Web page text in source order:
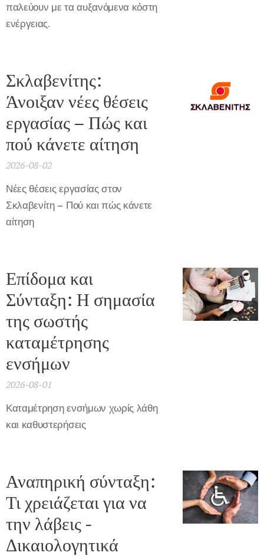
παλεύουν με τα αυξανόμενα κόστη
ενέργειας.
Σκλαβενίτης:
Άνοιξαν νέες θέσεις
εργασίας – Πώς και
πού κάνετε αίτηση
2026-08-02
Νέες θέσεις εργασίας στον
Σκλαβενίτη – Πού και πώς κάνετε
αίτηση
Επίδομα και
Σύνταξη: Η σημασία
της σωστής
καταμέτρησης
ενσήμων
2026-08-01
Καταμέτρηση ενσήμων χωρίς λάθη
και καθυστερήσεις
Αναπηρική σύνταξη:
Τι χρειάζεται για να
την λάβεις -
Δικαιολογητικά